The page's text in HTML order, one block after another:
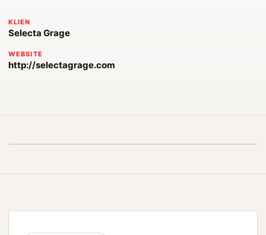
KLIEN
Selecta Grage
WEBSITE
http://selectagrage.com